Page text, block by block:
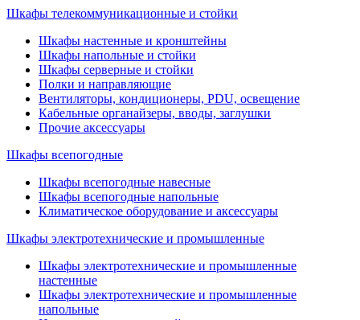
Шкафы телекоммуникационные и стойки
Шкафы настенные и кронштейны
Шкафы напольные и стойки
Шкафы серверные и стойки
Полки и направляющие
Вентиляторы, кондиционеры, PDU, освещение
Кабельные органайзеры, вводы, заглушки
Прочие аксеcсуары
Шкафы всепогодные
Шкафы всепогодные навесные
Шкафы всепогодные напольные
Климатическое оборудование и аксессуары
Шкафы электротехнические и промышленные
Шкафы электротехнические и промышленные
настенные
Шкафы электротехнические и промышленные
напольные